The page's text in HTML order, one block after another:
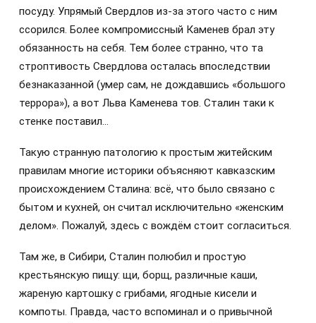
посуду. Упрямый Свердлов из-за этого часто с ним
ссорился. Более компромиссный Каменев брал эту
обязанность на себя. Тем более странно, что та
строптивость Свердлова осталась впоследствии
безнаказанной (умер сам, не дождавшись «большого
террора»), а вот Льва Каменева тов. Сталин таки к
стенке поставил…
Такую странную патологию к простым житейским
правилам многие историки объясняют кавказским
происхождением Сталина: всё, что было связано с
бытом и кухней, он считал исключительно «женским
делом». Пожалуй, здесь с вождём стоит согласиться.
Там же, в Сибири, Сталин полюбил и простую
крестьянскую пищу: щи, борщ, различные каши,
жареную картошку с грибами, ягодные кисели и
компоты. Правда, часто вспоминал и о привычной